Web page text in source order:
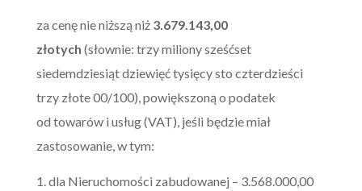
za cenę nie niższą niż 3.679.143,00
złotych (słownie: trzy miliony sześćset
siedemdziesiąt dziewięć tysięcy sto czterdzieści
trzy złote 00/100), powiększoną o podatek
od towarów i usług (VAT), jeśli będzie miał
zastosowanie, w tym:
dla Nieruchomości zabudowanej – 3.568.000,00